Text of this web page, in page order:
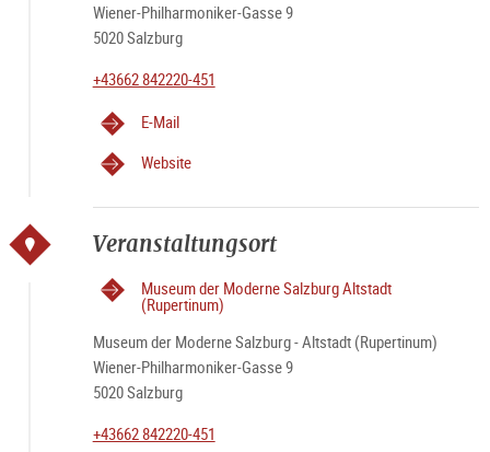
Wiener-Philharmoniker-Gasse 9
5020 Salzburg
+43662 842220-451
E-Mail
Website
Veranstaltungsort
Museum der Moderne Salzburg Altstadt
(Rupertinum)
Museum der Moderne Salzburg - Altstadt (Rupertinum)
Wiener-Philharmoniker-Gasse 9
5020 Salzburg
+43662 842220-451